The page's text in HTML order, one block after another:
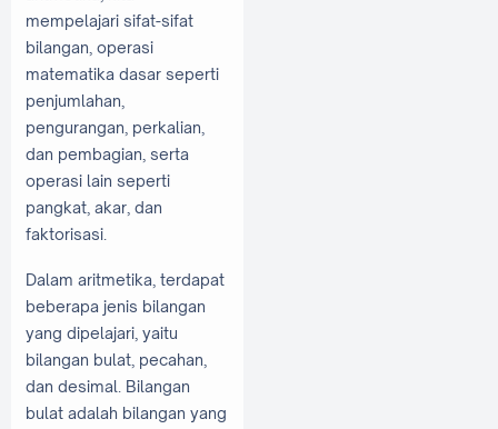
mempelajari sifat-sifat
bilangan, operasi
matematika dasar seperti
penjumlahan,
pengurangan, perkalian,
dan pembagian, serta
operasi lain seperti
pangkat, akar, dan
faktorisasi.
Dalam aritmetika, terdapat
beberapa jenis bilangan
yang dipelajari, yaitu
bilangan bulat, pecahan,
dan desimal. Bilangan
bulat adalah bilangan yang